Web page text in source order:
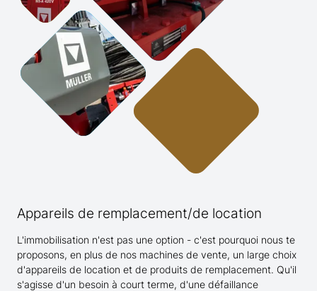
Appareils de remplacement/de location
L'immobilisation n'est pas une option - c'est pourquoi nous te
proposons, en plus de nos machines de vente, un large choix
d'appareils de location et de produits de remplacement. Qu'il
s'agisse d'un besoin à court terme, d'une défaillance